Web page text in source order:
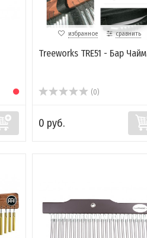
избранное сравнить
Treeworks TRE51 - Бар
(0)
0 руб.